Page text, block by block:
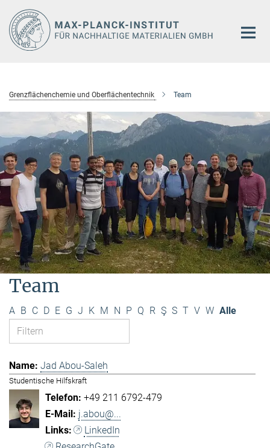
Hauptinhalt
Grenzflächenchemie und Oberflächentechnik Team
Team
A B C D E G J K M N P Q R Ş S T V W Alle
Jad Abou-Saleh
Studentische Hilfskraft
+49 211 6792-479
j.abou@...
LinkedIn